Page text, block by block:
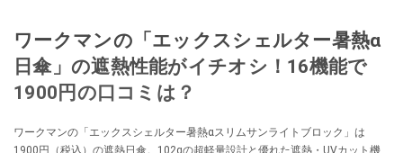
ワークマンの「エックスシェルター暑熱α
日傘」の遮熱性能がイチオシ！16機能で
1900円の口コミは？
ワークマンの「エックスシェルター暑熱αスリムサンライトブロック」は